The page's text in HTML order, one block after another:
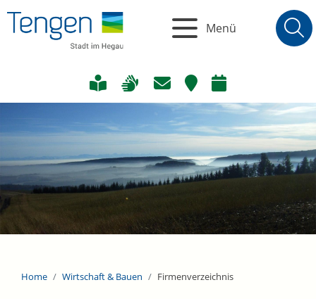
Menü
Home Wirtschaft & Bauen Firmenverzeichnis